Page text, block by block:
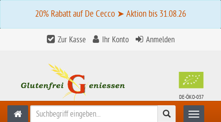
20% Rabatt auf De Cecco ➤ Aktion bis 31.08.26
Zur Kasse Ihr Konto Anmelden
DE-ÖKO-037
Suchen Toggle